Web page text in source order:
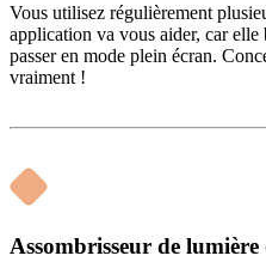
Vous utilisez régulièrement
application va vous aider, car elle
passer en mode plein écran.
vraiment !
Assombrisseur de